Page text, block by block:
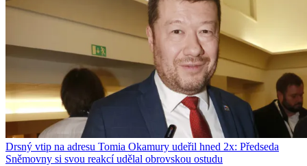
Drsný vtip na adresu Tomia Okamury udeřil hned 2x: Předseda
Sněmovny si svou reakcí udělal obrovskou ostudu